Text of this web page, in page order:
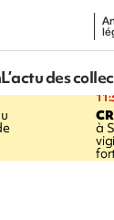
L’actu des
à